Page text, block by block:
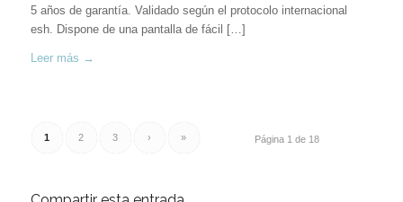
5 años de garantía. Validado según el protocolo internacional
esh. Dispone de una pantalla de fácil […]
Leer más →
Página 1 de 18
1 2 3 › »